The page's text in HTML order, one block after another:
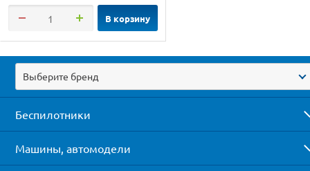
В корзину
Выберите бренд
Беспилотники
Машины, автомодели